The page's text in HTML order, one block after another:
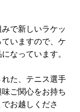
で新しいラケッ
いますので、ケ
なっています。
た、テニス選手
ご関心をお持ち
お越しくださ